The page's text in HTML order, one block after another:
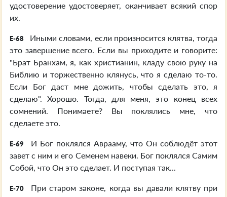
удостоверение удостоверяет, оканчивает всякий спор
их.
E-68
Иными словами, если произносится клятва, тогда
это завершение всего. Если вы приходите и говорите:
"Брат Бранхам, я, как христианин, кладу свою руку на
Библию и торжественно клянусь, что я сделаю то-то.
Если Бог даст мне дожить, чтобы сделать это, я
сделаю". Хорошо. Тогда, для меня, это конец всех
сомнений. Понимаете? Вы поклялись мне, что
сделаете это.
E-69
И Бог поклялся Аврааму, что Он соблюдёт этот
завет с ним и его Семенем навеки. Бог поклялся Самим
Собой, что Он это сделает. И поступая так...
E-70
При старом законе, когда вы давали клятву при